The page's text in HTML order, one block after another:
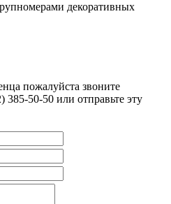
декоративных
пожалуйста звоните
385-50-50 или отправьте эту